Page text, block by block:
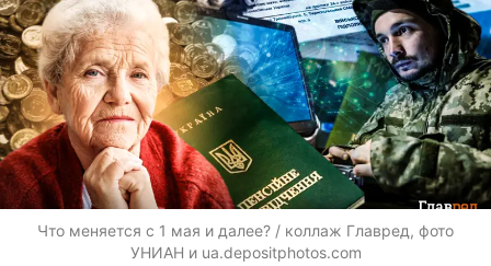
Что меняется с 1 мая и далее? / коллаж Главред, фото
УНИАН и ua.depositphotos.com